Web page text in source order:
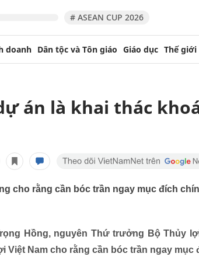
# ASEAN CUP 2026
doanh Dân tộc và Tôn giáo Giáo dục Thế giới
án là khai thác
cho rằng cần bóc trần ngay mục đích
Hồng, nguyên Thứ trưởng Bộ Thủy
Việt Nam cho rằng cần bóc trần ngay